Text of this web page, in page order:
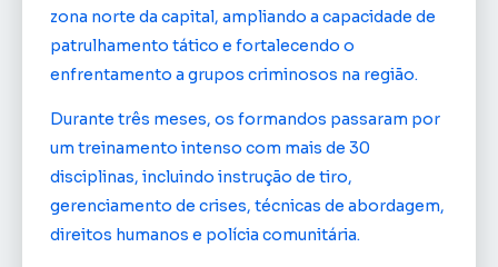
zona norte da capital, ampliando a capacidade de
patrulhamento tático e fortalecendo o
enfrentamento a grupos criminosos na região.
Durante três meses, os formandos passaram por
um treinamento intenso com mais de 30
disciplinas, incluindo instrução de tiro,
gerenciamento de crises, técnicas de abordagem,
direitos humanos e polícia comunitária.